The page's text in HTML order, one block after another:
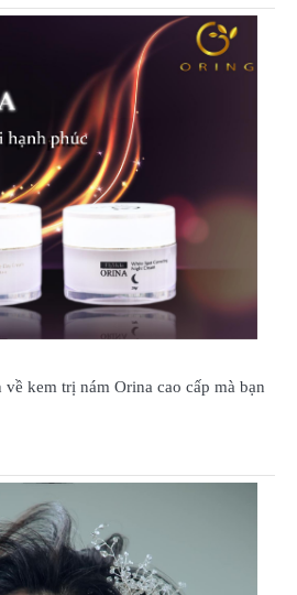
kem trị nám Orina cao cấp mà bạn